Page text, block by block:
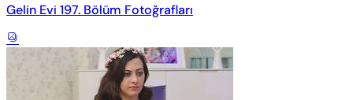
Gelin Evi 197. Bölüm Fotoğrafları